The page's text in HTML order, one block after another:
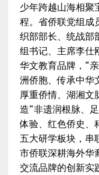
少年跨越山海相聚
程。省侨联党组成
织部部长、统战部
组书记、主席李仕
华文教育品牌，“
洲侨胞、传承中华
厚重侨情、湖湘文
造“非遗润根脉、
体验、红色侨史、
五大研学板块，串
市侨联深耕海外华
交流品牌的创新实